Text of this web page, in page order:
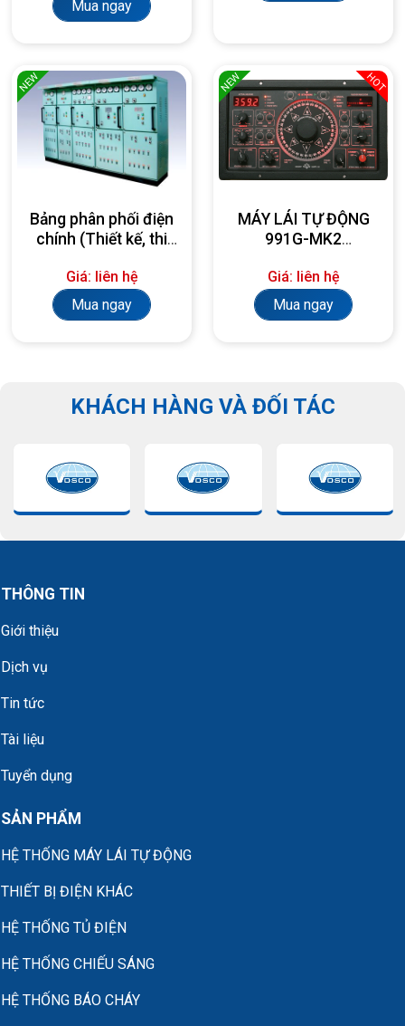
Mua ngay
NEW
Bảng phân phối điện
chính (Thiết kế, thi
yêu cầu)
Giá: liên hệ
Mua ngay
NEW HOT
MÁY LÁI TỰ ĐỘNG
991G-MK2
Giá: liên hệ
Mua ngay
KHÁCH HÀNG VÀ ĐỐI TÁC
THÔNG TIN
Giới thiệu
Dịch vụ
Tin tức
Tài liệu
Tuyển dụng
SẢN PHẨM
HỆ THỐNG MÁY LÁI TỰ ĐỘNG
THIẾT BỊ ĐIỆN KHÁC
HỆ THỐNG TỦ ĐIỆN
HỆ THỐNG CHIẾU SÁNG
HỆ THỐNG BÁO CHÁY